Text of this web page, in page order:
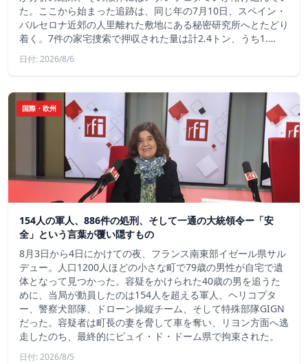
た。ここから始まった追跡は、同じ年の7月10日、スペイン・
バルセロナ近郊の人里離れた敷地にある秘密研究所へとたどり
着く。7件の家宅捜索で押収された量は計2.4トン、うち1.…
日付: 2026/8/6
国際・欧州
154人の軍人、886件の処刑、そして一通の大統領令ー「安
全」という言葉が覆い隠すもの
8月3日から4日にかけての夜、フランス南東部イゼール県サル
デュー。人口1200人ほどの小さな町で79歳の男性が自宅で遺
体となって見つかった。容疑をかけられた40歳の男を追うた
めに、当局が動員したのは154人を超える軍人、ヘリコプタ
ー、警察犬部隊、ドローン操縦チーム、そして特殊部隊GIGN
だった。容疑者は町長の妻を脅して車を奪い、リヨン方面へ逃
走したのち、最終的にピュイ・ド・ドーム県で拘束された。
日付: 2026/8/5